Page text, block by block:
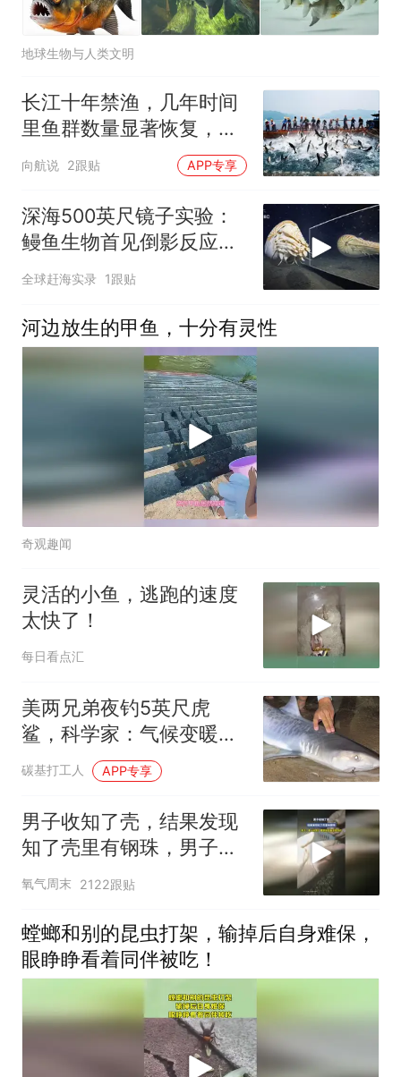
地球生物与人类文明
长江十年禁渔，几年时间
里鱼群数量显著恢复，古
代根本就没什么“渔”时，
长江鱼群是怎样的？
向航说 2跟贴 APP专享
深海500英尺镜子实验：
鳗鱼生物首见倒影反应超
意外
全球赶海实录 1跟贴
河边放生的甲鱼，十分有灵性
奇观趣闻
灵活的小鱼，逃跑的速度
太快了！
每日看点汇
美两兄弟夜钓5英尺虎
鲨，科学家：气候变暖让
科德角变成虎鲨栖息地
碳基打工人 APP专享
男子收知了壳，结果发现
知了壳里有钢珠，男子：
塞土就算了，塞钢珠我是
氧气周末 2122跟贴
螳螂和别的昆虫打架，输掉后自身难保，
眼睁睁看着同伴被吃！